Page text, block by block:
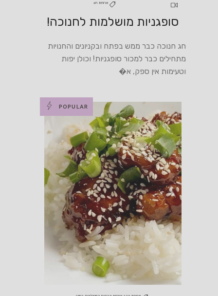
ארוחת חג
סופגניות מושלמות לחנוכה!
חג חנוכה כבר ממש בפתח ובקניונים והחנויות
מתחילים כבר למכור סופגניות! וכולן יפות
וטעימות אין ספק, א�
POPULAR